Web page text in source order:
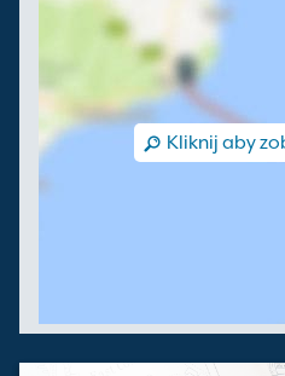
Kliknij aby